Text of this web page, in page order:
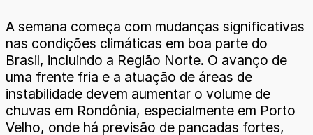
A semana começa com mudanças significativas
nas condições climáticas em boa parte do
Brasil, incluindo a Região Norte. O avanço de
uma frente fria e a atuação de áreas de
instabilidade devem aumentar o volume de
chuvas em Rondônia, especialmente em Porto
Velho, onde há previsão de pancadas fortes,